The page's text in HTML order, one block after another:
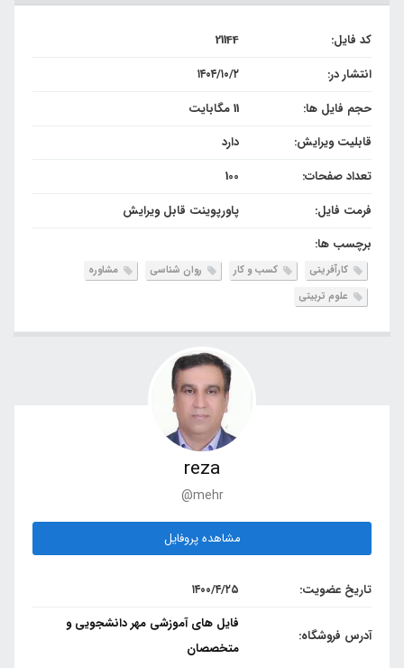
کد فایل:
21144
انتشار در:
۱۴۰۴/۱۰/۲
حجم فایل ها:
11 مگابایت
قابلیت ویرایش:
دارد
تعداد صفحات:
100
فرمت فایل:
پاورپوینت قابل ویرایش
برچسب ها:
کارآفرینی کسب و کار روان شناسی
مشاوره
علوم تربیتی
reza
@mehr
مشاهده پروفایل
تاریخ عضویت: ۱۴۰۰/۴/۲۵
آدرس فروشگاه:
فایل های آموزشی مهر دانشجویی و
متخصصان